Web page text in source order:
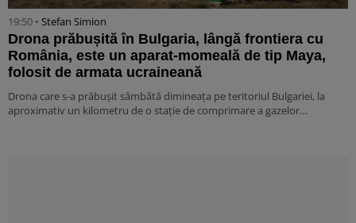
19:50 • Stefan Simion
Drona prăbușită în Bulgaria, lângă frontiera cu
România, este un aparat-momeală de tip Maya,
folosit de armata ucraineană
Drona care s-a prăbușit sâmbătă dimineața pe teritoriul Bulgariei, la
aproximativ un kilometru de o stație de comprimare a gazelor…